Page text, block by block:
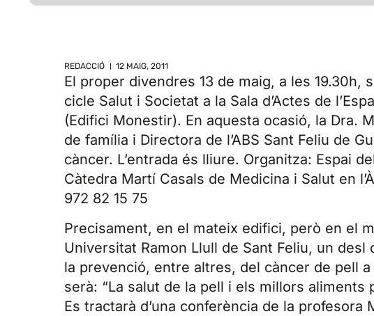
REDACCIÓ 12 MAIG, 2011
El proper divendres 13 de maig, a les 19.30h,
cicle Salut i Societat a la Sala d’Actes de
(Edifici Monestir). En aquesta ocasió, la Dra.
de família i Directora de l’ABS Sant Feliu de
càncer. L’entrada és lliure. Organitza: Espai
Càtedra Martí Casals de Medicina i Salut en
972 82 15 75
Precisament, en el mateix edifici, però en el
Universitat Ramon Llull de Sant Feliu, un
la prevenció, entre altres, del càncer de pell a
serà: “La salut de la pell i els millors aliments
Es tractarà d’una conferència de la profesora